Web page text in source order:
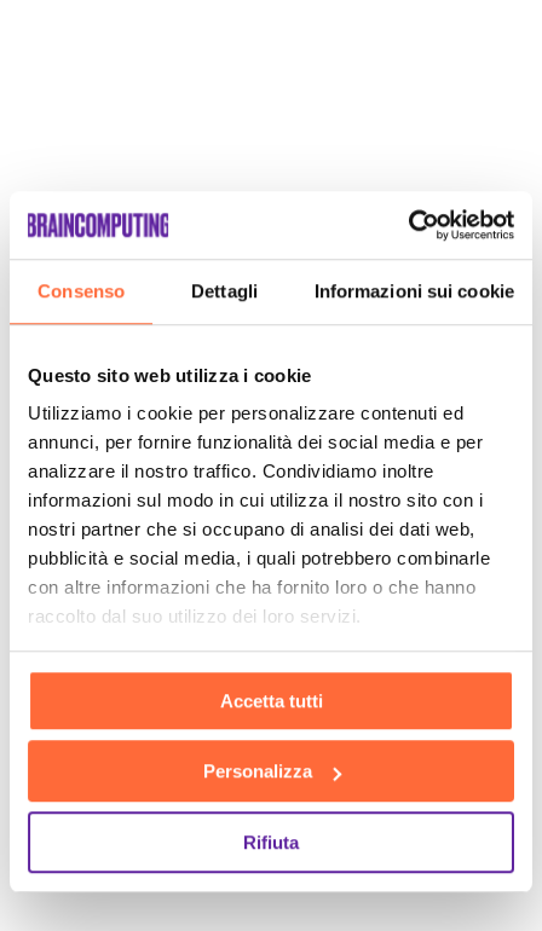
Consenso Dettagli Informazioni sui cookie
Questo sito web utilizza i cookie
Utilizziamo i cookie per personalizzare contenuti ed
annunci, per fornire funzionalità dei social media e per
analizzare il nostro traffico. Condividiamo inoltre
informazioni sul modo in cui utilizza il nostro sito con i
nostri partner che si occupano di analisi dei dati web,
pubblicità e social media, i quali potrebbero combinarle
con altre informazioni che ha fornito loro o che hanno
raccolto dal suo utilizzo dei loro servizi.
Accetta tutti
Personalizza
Rifiuta